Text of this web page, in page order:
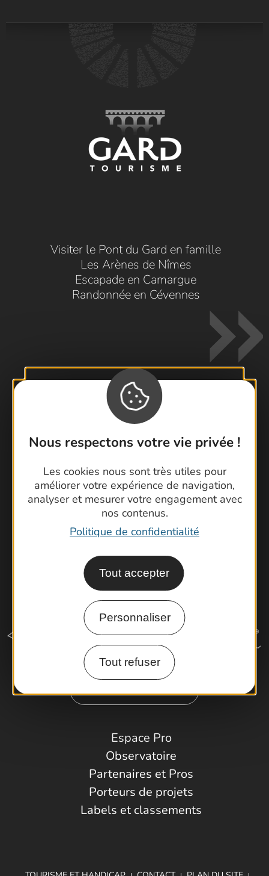
Nous respectons votre vie privée !
Les cookies nous sont très utiles pour
améliorer votre expérience de navigation,
analyser et mesurer votre engagement avec
nos contenus.
Politique de confidentialité
Tout accepter
Personnaliser
Tout refuser
Visiter le Pont du Gard en famille
Les Arènes de Nîmes
Escapade en Camargue
Randonnée en Cévennes
Contactez-nous !
Foire aux questions
Cartoguides et Topoguides
Latitude Gard
Comment venir ?
Espace Pro
Observatoire
Partenaires et Pros
Porteurs de projets
Labels et classements